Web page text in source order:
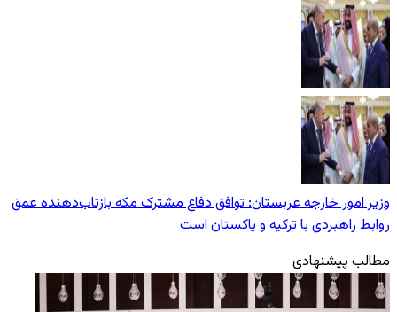
وزیر امور خارجه عربستان: توافق دفاع مشترک مکه بازتاب‌دهنده عمق
روابط راهبردی با ترکیه و پاکستان است
مطالب پیشنهادی